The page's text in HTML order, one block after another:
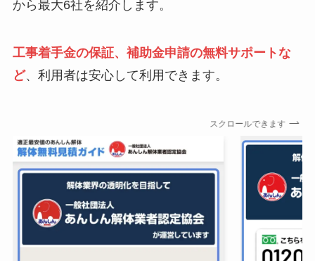
から最大6社を紹介します。
工事着手金の保証、補助金申請の無料サポートな
ど、利用者は安心して利用できます。
スクロールできます